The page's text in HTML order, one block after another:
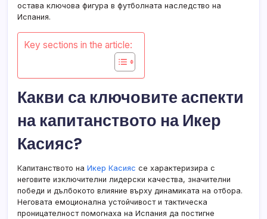
остава ключова фигура в футболната наследство на
Испания.
Key sections in the article:
Какви са ключовите аспекти
на капитанството на Икер
Касияс?
Капитанството на Икер Касияс се характеризира с
неговите изключителни лидерски качества, значителни
победи и дълбокото влияние върху динамиката на отбора.
Неговата емоционална устойчивост и тактическа
проницателност помогнаха на Испания да постигне